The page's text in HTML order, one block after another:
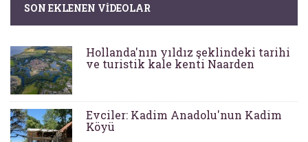
SON EKLENEN VIDEOLAR
Hollanda'nın yıldız şeklindeki tarihi
ve turistik kale kenti Naarden
Evciler: Kadim Anadolu'nun Kadim
Köyü